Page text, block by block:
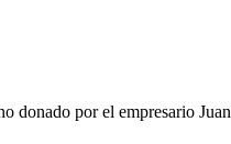
por el empresario